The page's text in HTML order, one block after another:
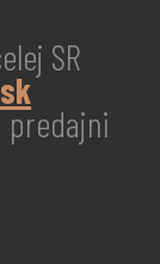
SR
predajni